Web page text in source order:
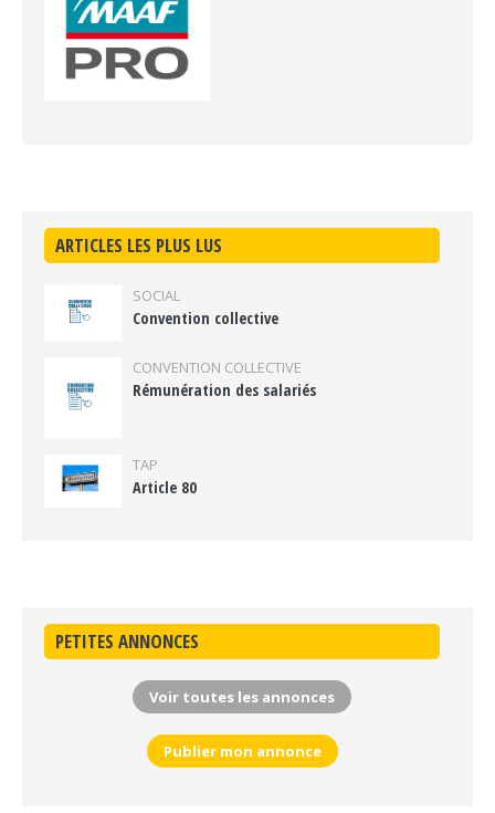
ARTICLES LES PLUS LUS
SOCIAL
Convention collective
CONVENTION COLLECTIVE
Rémunération des salariés
TAP
Article 80
PETITES ANNONCES
Voir toutes les annonces
Publier mon annonce